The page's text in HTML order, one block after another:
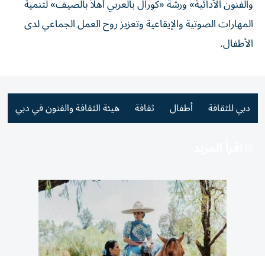
والفنون الأدائية» ورشة «كورال بالعربي أهلاً بالصيف» لتنمية
المهارات الصوتية والإيقاعية وتعزيز روح العمل الجماعي لدى
الأطفال.
دبي للثقافة أطفال ثقافة هيئة الثقافة والفنون في دبي